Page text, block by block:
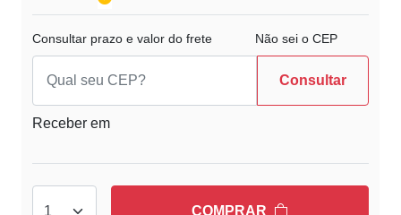
Consultar prazo e valor do frete Não sei o CEP
Consultar
Receber em
COMPRAR